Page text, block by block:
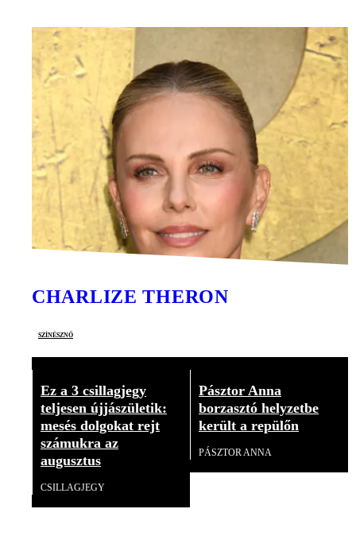
CHARLIZE THERON
színésznő
Ez a 3 csillagjegy
teljesen újjászületik:
mesés dolgokat rejt
számukra az
augusztus
CSILLAGJEGY
Pásztor Anna
borzasztó helyzetbe
került a repülőn
PÁSZTOR ANNA